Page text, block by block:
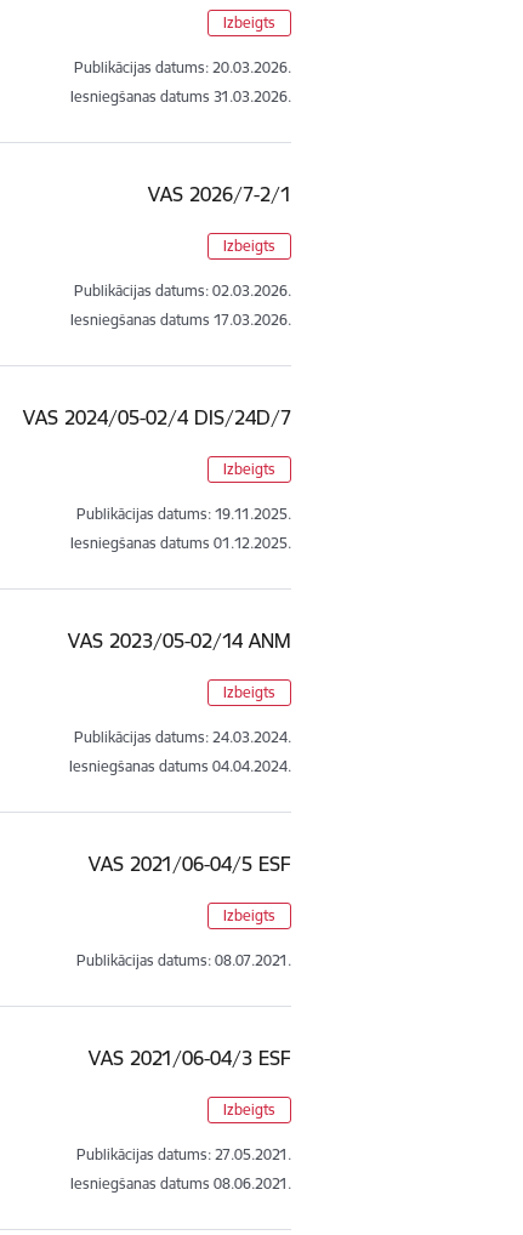
Izbeigts
Publikācijas datums: 20.03.2026.
Iesniegšanas datums 31.03.2026.
VAS 2026/7-2/1
Izbeigts
Publikācijas datums: 02.03.2026.
Iesniegšanas datums 17.03.2026.
VAS 2024/05-02/4 DIS/24D/7
Izbeigts
Publikācijas datums: 19.11.2025.
Iesniegšanas datums 01.12.2025.
VAS 2023/05-02/14 ANM
Izbeigts
Publikācijas datums: 24.03.2024.
Iesniegšanas datums 04.04.2024.
VAS 2021/06-04/5 ESF
Izbeigts
Publikācijas datums: 08.07.2021.
VAS 2021/06-04/3 ESF
Izbeigts
Publikācijas datums: 27.05.2021.
Iesniegšanas datums 08.06.2021.